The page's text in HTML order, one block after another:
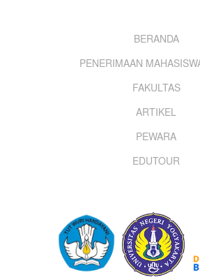
BERANDA
PENERIMAAN
FAKULTAS
ARTIKEL
PEWARA
EDUTOUR